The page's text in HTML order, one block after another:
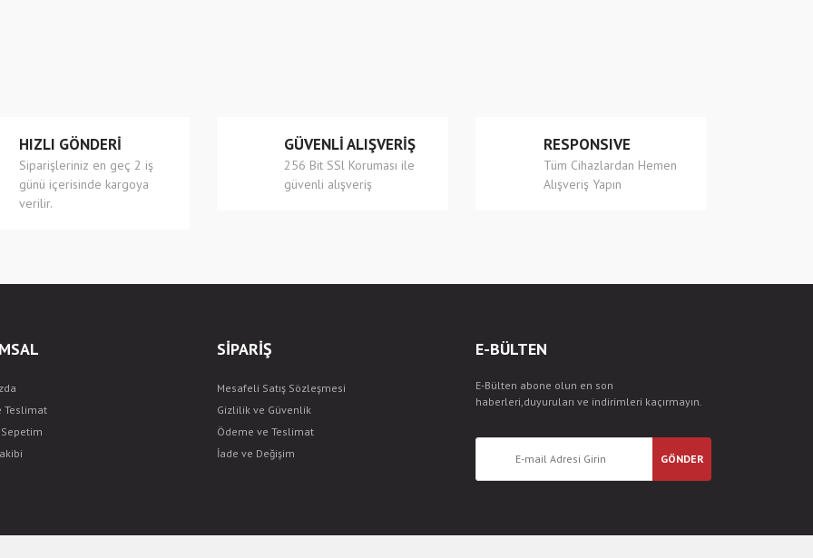
HIZLI GÖNDERİ
Siparişleriniz en geç 2 iş
günü içerisinde kargoya
verilir.
GÜVENLİ ALIŞVERİŞ
256 Bit SSl Koruması ile
güvenli alışveriş
RESPONSIVE
Tüm Cihazlardan Hemen
Alışveriş Yapın
Teslimat
Sepetim
SİPARİŞ
Mesafeli Satış Sözleşmesi
Gizlilik ve Güvenlik
Ödeme ve Teslimat
İade ve Değişim
E-BÜLTEN
E-Bülten abone olun en son
haberleri,duyuruları ve indirimleri kaçırmayın.
GÖNDER